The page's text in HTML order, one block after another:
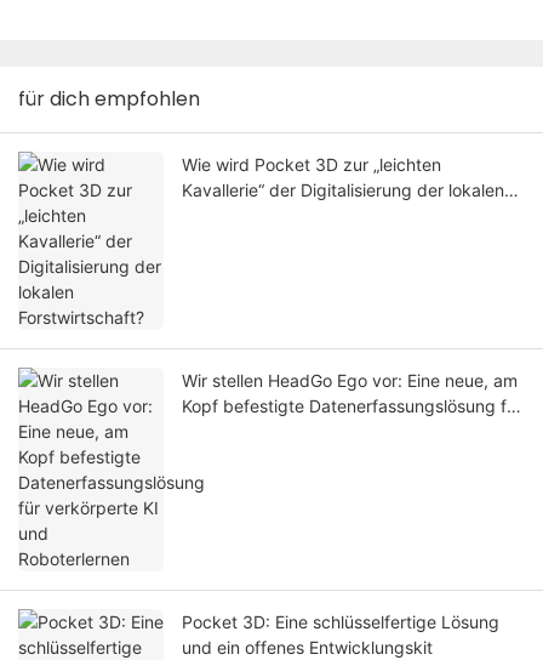
für dich empfohlen
Wie wird Pocket 3D zur „leichten
Kavallerie“ der Digitalisierung der lokalen
Wir stellen HeadGo Ego vor: Eine neue, am
Kopf befestigte Datenerfassungslösung für
Pocket 3D: Eine schlüsselfertige Lösung
und ein offenes Entwicklungskit